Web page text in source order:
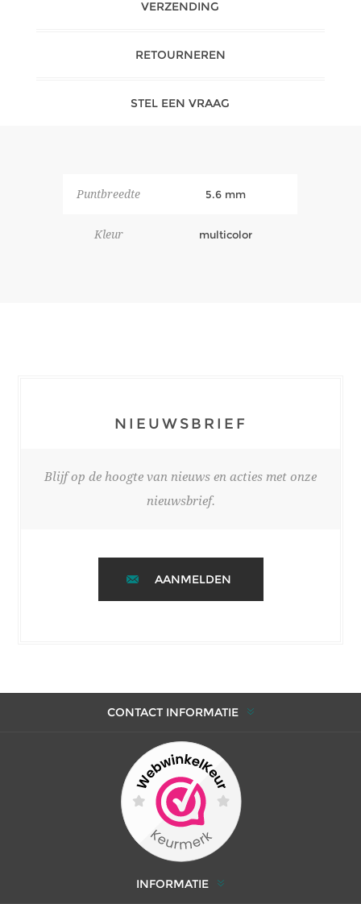
VERZENDING
RETOURNEREN
STEL EEN VRAAG
Puntbreedte 5.6 mm
Kleur multicolor
NIEUWSBRIEF
Blijf op de hoogte van nieuws en acties met onze
nieuwsbrief.
AANMELDEN
CONTACT INFORMATIE
INFORMATIE